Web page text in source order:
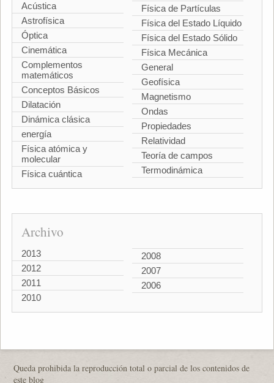
Acústica
Astrofísica
Óptica
Cinemática
Complementos
matemáticos
Conceptos Básicos
Dilatación
Dinámica clásica
energía
Física atómica y
molecular
Física cuántica
Física de Partículas
Física del Estado Líquido
Física del Estado Sólido
Física Mecánica
General
Geofísica
Magnetismo
Ondas
Propiedades
Relatividad
Teoría de campos
Termodinámica
Archivo
2013
2012
2011
2010
2008
2007
2006
Queda prohibida la reproducción total o parcial de los contenidos de
este blog